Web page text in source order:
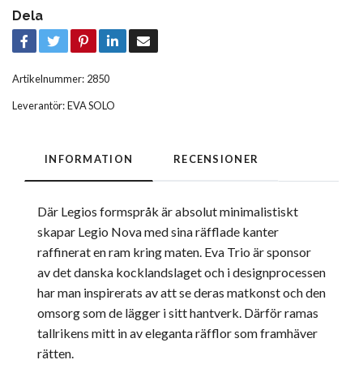
Dela
Artikelnummer: 2850
Leverantör:EVA SOLO
INFORMATION RECENSIONER
Där Legios formspråk är absolut minimalistiskt
skapar Legio Nova med sina räfflade kanter
raffinerat en ram kring maten. Eva Trio är sponsor
av det danska kocklandslaget och i designprocessen
har man inspirerats av att se deras matkonst och den
omsorg som de lägger i sitt hantverk. Därför ramas
tallrikens mitt in av eleganta räfflor som framhäver
rätten.